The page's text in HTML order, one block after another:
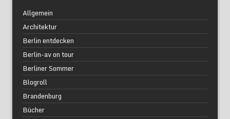
Allgemein
Architektur
Berlin entdecken
Berlin-av on tour
Berliner Sommer
Blogroll
Brandenburg
Bücher